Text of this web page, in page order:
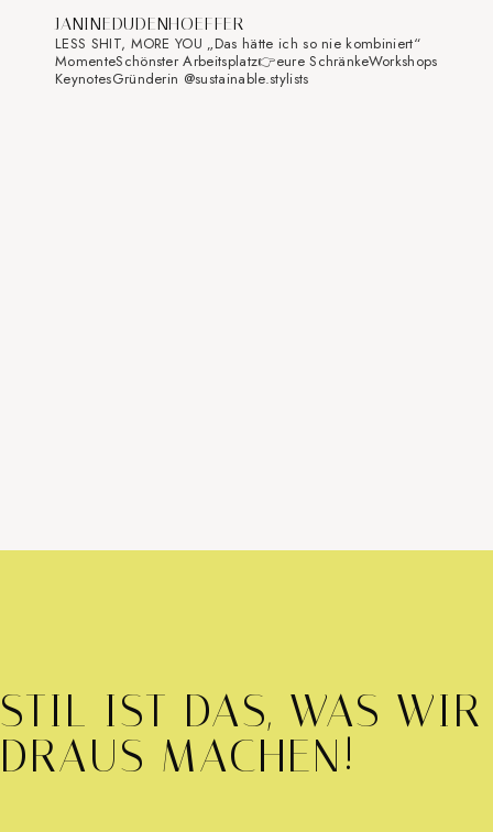
JANINEDUDENHOEFFER
LESS SHIT, MORE YOU „Das hätte ich so nie kombiniert“
MomenteSchönster Arbeitsplatz👉eure SchränkeWorkshops
KeynotesGründerin @sustainable.stylists
STIL IST DAS, WAS WIR
DRAUS MACHEN!